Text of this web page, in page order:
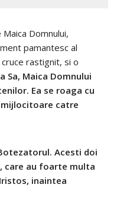
Domnului,
pamantesc al
rastignit, si o
Sa, Maica Domnului
Ea se roaga cu
catre
Acesti doi
care au foarte multa
inaintea